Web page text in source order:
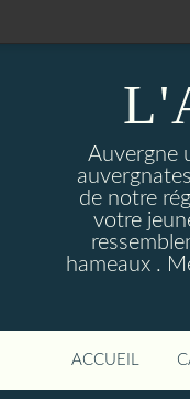
Auvergne
de notre
votre
hameaux .
ACCUEIL